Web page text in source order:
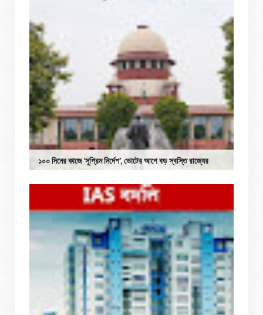
১০০ দিনের কাজে ‘সুপ্রিম নির্দেশ’, ভোটের আগে বড় স্বস্তি রাজ্যের